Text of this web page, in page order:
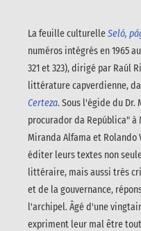
La feuille culturelleSeló,
numéros intégrés en 1965
321 et 323), dirigé par Raúl
littérature capverdienne,
Certeza. Sous l'égide du Dr.
procurador da República" à
Miranda Alfama et Rolando
éditer leurs textes non
littéraire, mais aussi très
et de la gouvernance,
l'archipel. Âgé d'une
expriment leur mal être